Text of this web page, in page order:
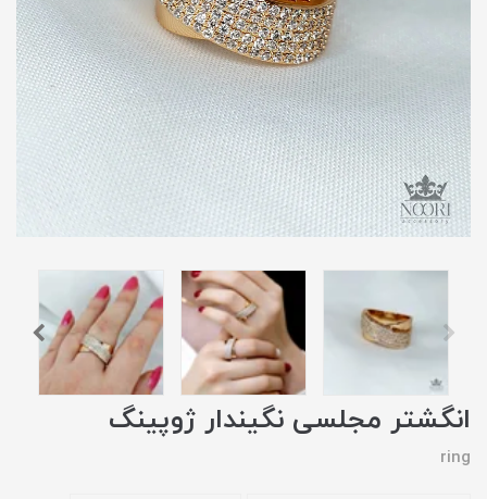
انگشتر مجلسی نگیندار ژوپینگ
ring